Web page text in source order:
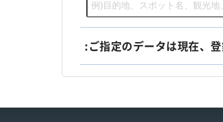
:ご指定のデータは現在、登